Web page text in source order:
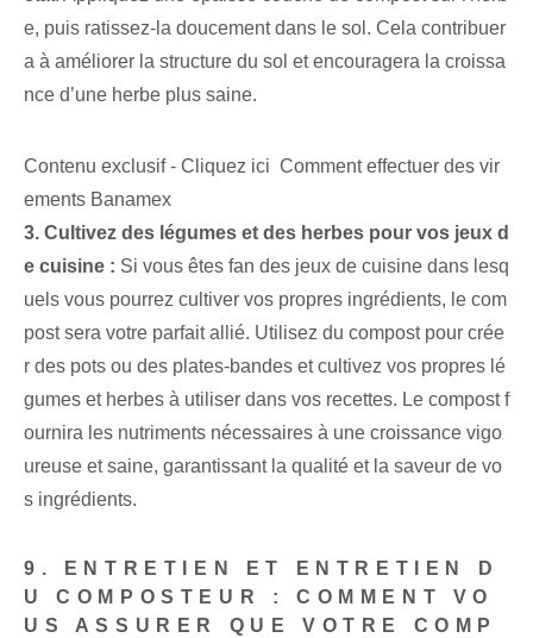
e, puis ratissez-la doucement dans le sol. Cela contribuer
a à améliorer la structure du sol et encouragera la croissa
nce d’une herbe plus saine.
Contenu exclusif - Cliquez ici Comment effectuer des vir
ements Banamex
3. Cultivez des légumes et des herbes pour vos jeux d
e cuisine : Si vous êtes fan des jeux de cuisine dans lesq
uels vous pourrez cultiver vos propres ingrédients, le com
post sera votre parfait allié. Utilisez du compost pour crée
r des pots ou des plates-bandes et cultivez vos propres lé
gumes et herbes à utiliser dans vos recettes. Le compost f
ournira les nutriments nécessaires à une croissance vigo
ureuse et saine, garantissant la qualité et la saveur de vo
s ingrédients.
9. ENTRETIEN ET ENTRETIEN D
U COMPOSTEUR : COMMENT VO
US ASSURER QUE VOTRE COMP